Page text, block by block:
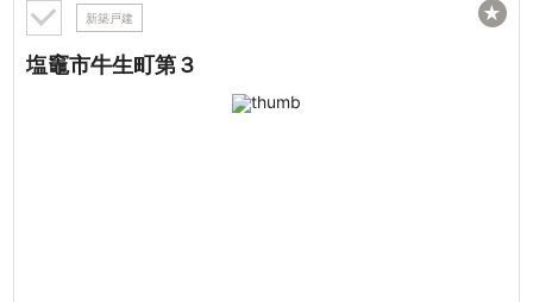
新築戸建
塩竈市牛生町第３
★